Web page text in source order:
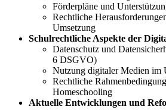
Förderpläne und
Rechtliche
Umsetzung
Schulrechtliche Aspekte der
Datenschutz und
6 DSGVO)
Nutzung digitaler Medien im
Rechtliche
Homeschooling
Aktuelle Entwicklungen und